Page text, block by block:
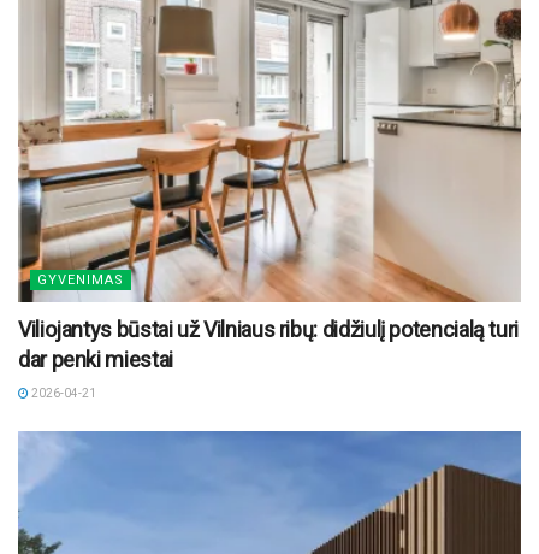
GYVENIMAS
Viliojantys būstai už Vilniaus ribų: didžiulį potencialą turi
dar penki miestai
2026-04-21